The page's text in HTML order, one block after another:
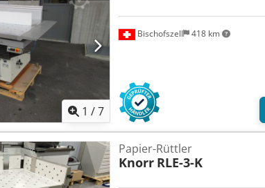
1 /7
Bischofszell 418 km
Papier-Rüttler
Knorr RLE-3-K